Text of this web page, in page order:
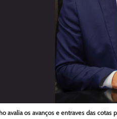
avalia os avanços e entraves das cotas